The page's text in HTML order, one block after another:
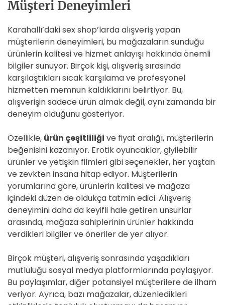
Müşteri Deneyimleri
Karahallı’daki sex shop’larda alışveriş yapan
müşterilerin deneyimleri, bu mağazaların sunduğu
ürünlerin kalitesi ve hizmet anlayışı hakkında önemli
bilgiler sunuyor. Birçok kişi, alışveriş sırasında
karşılaştıkları sıcak karşılama ve profesyonel
hizmetten memnun kaldıklarını belirtiyor. Bu,
alışverişin sadece ürün almak değil, aynı zamanda bir
deneyim olduğunu gösteriyor.
Özellikle, ürün çeşitliliği ve fiyat aralığı, müşterilerin
beğenisini kazanıyor. Erotik oyuncaklar, giyilebilir
ürünler ve yetişkin filmleri gibi seçenekler, her yaştan
ve zevkten insana hitap ediyor. Müşterilerin
yorumlarına göre, ürünlerin kalitesi ve mağaza
içindeki düzen de oldukça tatmin edici. Alışveriş
deneyimini daha da keyifli hale getiren unsurlar
arasında, mağaza sahiplerinin ürünler hakkında
verdikleri bilgiler ve öneriler de yer alıyor.
Birçok müşteri, alışveriş sonrasında yaşadıkları
mutluluğu sosyal medya platformlarında paylaşıyor.
Bu paylaşımlar, diğer potansiyel müşterilere de ilham
veriyor. Ayrıca, bazı mağazalar, düzenledikleri